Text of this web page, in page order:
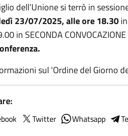
dell’Unione si terrò in
23/07/2025, alle ore 18.30
in SECONDA CONVOCAZIONE
sul 'Ordine del Giorno
Twitter Whatsapp